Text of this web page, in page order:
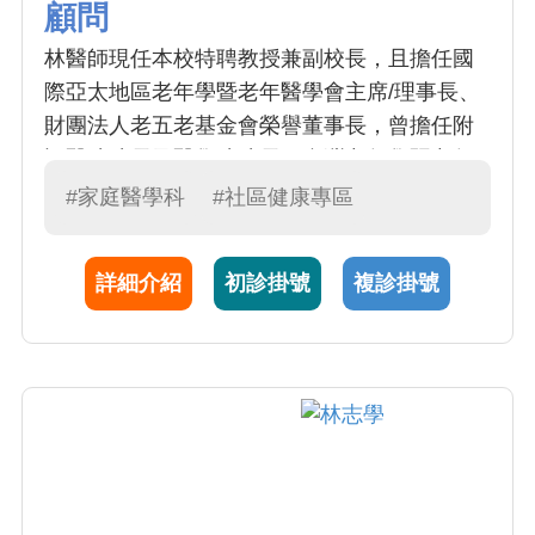
顧問
林醫師現任本校特聘教授兼副校長，且擔任國
際亞太地區老年學暨老年醫學會主席/理事長、
財團法人老五老基金會榮譽董事長，曾擔任附
醫學會理事長，及老五老基金會董事長。林醫
擅長處理老人健康問題，包括失能的防治、老
年疾病的照顧，曾促成本院成立預防醫學中
病、疾病、殘疾、癌症等的預防。家庭醫學則
著重全人全家的照顧，提供個人及家庭的疾病
#家庭醫學科 #社區健康專區
詳細介紹 初診掛號 複診掛號